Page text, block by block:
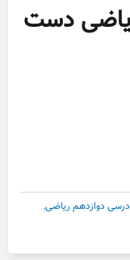
دست
دوازدهم ریاضی,